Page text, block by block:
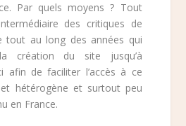
Par quels moyens ? Tout
des critiques de
tout au long des années qui
création du site jusqu’à
afin de faciliter l’accès à ce
hétérogène et surtout peu
en France.